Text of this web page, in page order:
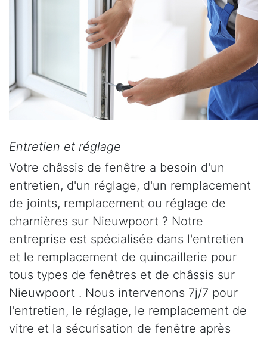
Entretien et réglage
Votre châssis de fenêtre a besoin d'un
entretien, d'un réglage, d'un remplacement
de joints, remplacement ou réglage de
charnières sur Nieuwpoort ? Notre
entreprise est spécialisée dans l'entretien
et le remplacement de quincaillerie pour
tous types de fenêtres et de châssis sur
Nieuwpoort . Nous intervenons 7j/7 pour
l'entretien, le réglage, le remplacement de
vitre et la sécurisation de fenêtre après